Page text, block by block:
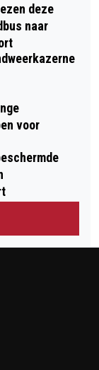
deze
naar
voor